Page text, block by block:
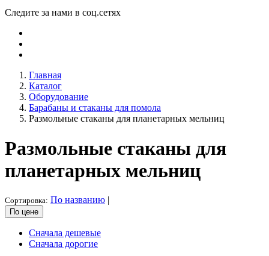
Следите за нами в соц.сетях
Главная
Каталог
Оборудование
Барабаны и стаканы для помола
Размольные стаканы для планетарных мельниц
Размольные стаканы для
планетарных мельниц
Сортировка: По названию |
По цене
Сначала дешевые
Сначала дорогие